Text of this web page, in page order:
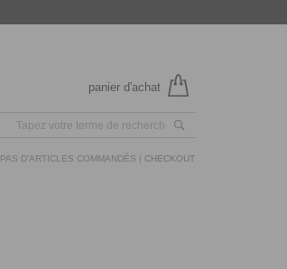
panier d'achat
PAS D'ARTICLES COMMANDÉS | CHECKOUT